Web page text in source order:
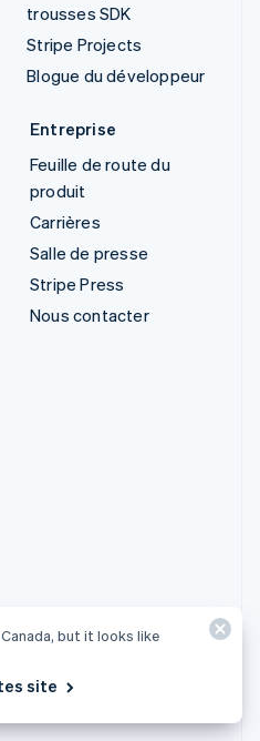
trousses SDK
Stripe Projects
Blogue du développeur
Entreprise
Feuille de route du
produit
Carrières
Salle de presse
Stripe Press
Nous contacter
but it looks like
site